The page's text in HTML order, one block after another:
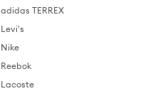
adidas TERREX
Levi's
Nike
Reebok
Lacoste